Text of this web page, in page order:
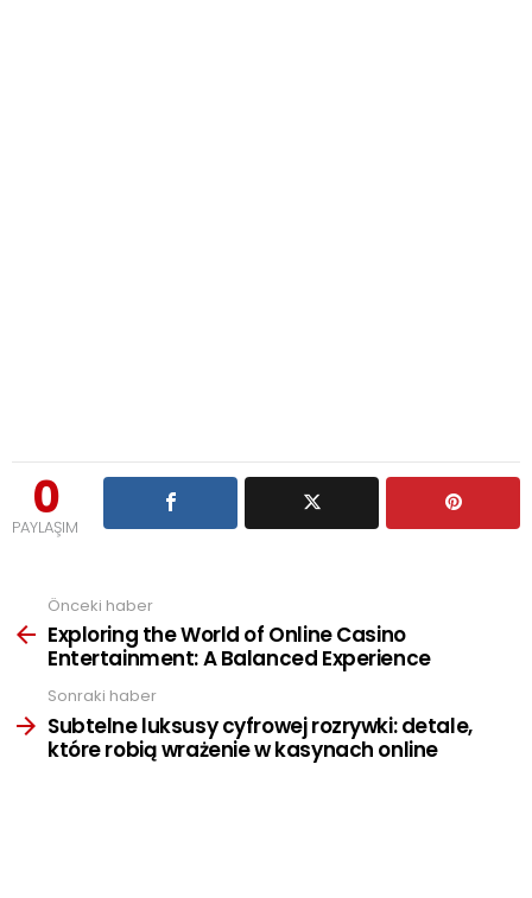
0
PAYLAŞIM
more
Önceki haber
Exploring the World of Online Casino
Entertainment: A Balanced Experience
Sonraki haber
Subtelne luksusy cyfrowej rozrywki: detale,
które robią wrażenie w kasynach online